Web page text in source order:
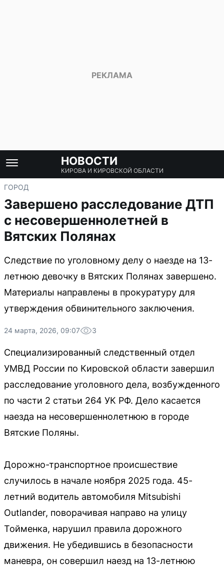
НОВОСТИ
КИРОВА И КИРОВСКОЙ ОБЛАСТИ
ГОРОД
Завершено расследование ДТП
с несовершеннолетней в
Вятских Полянах
Следствие по уголовному делу о наезде на 13-
летнюю девочку в Вятских Полянах завершено.
Материалы направлены в прокуратуру для
утверждения обвинительного заключения.
24 марта, 2026, 09:07 3
Специализированный следственный отдел
УМВД России по Кировской области завершил
расследование уголовного дела, возбужденного
по части 2 статьи 264 УК РФ. Дело касается
наезда на несовершеннолетнюю в городе
Вятские Поляны.
Дорожно-транспортное происшествие
случилось в начале ноября 2025 года. 45-
летний водитель автомобиля Mitsubishi
Outlander, поворачивая направо на улицу
Тойменка, нарушил правила дорожного
движения. Не убедившись в безопасности
маневра, он совершил наезд на 13-летнюю